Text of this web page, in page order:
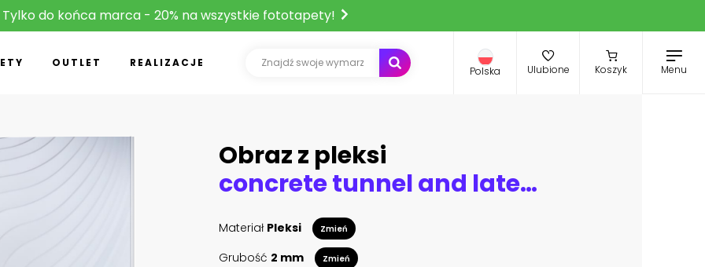
Tylko do końca marca - 20% na wszystkie fototapety!
OUTLET REALIZACJE
Polska Ulubione Koszyk Menu
Obraz z pleksi
concrete tunnel and lateral lights
Materiał Pleksi Zmień
Grubość 2 mm Zmień